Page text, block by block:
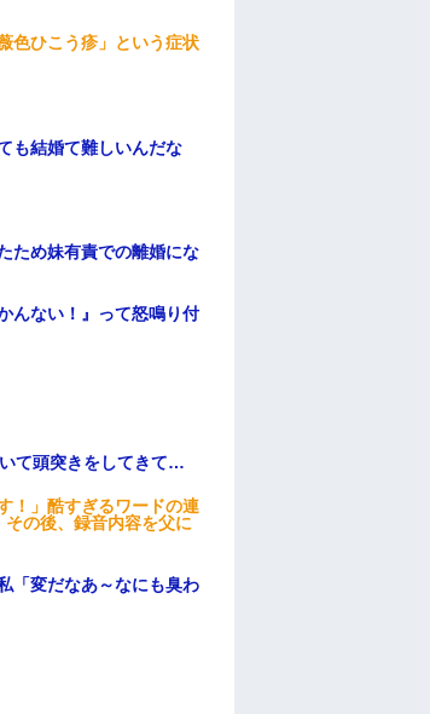
色ひこう疹」という症状
も結婚て難しいんだな
ため妹有責での離婚にな
んない！』って怒鳴り付
て頭突きをしてきて…
！」酷すぎるワードの連
の後、録音内容を父に
「変だなあ～なにも臭わ